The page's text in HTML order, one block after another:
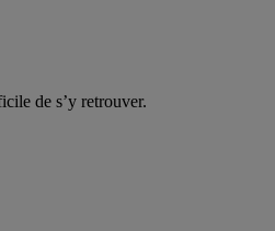
de s’y retrouver.